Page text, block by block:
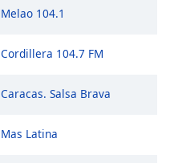
Melao 104.1
Cordillera 104.7 FM
Caracas. Salsa Brava
Mas Latina